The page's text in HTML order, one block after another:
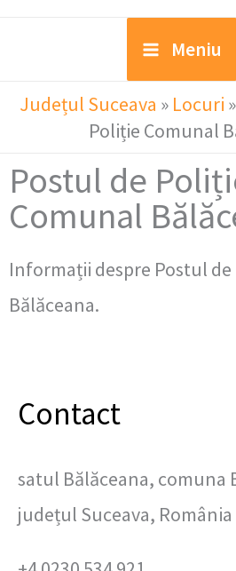
Meniu
Județul Suceava » Locuri »
Poliție Comunal
Postul de
Comunal
Informații despre Postul
Bălăceana.
Contact
satul Bălăceana, comuna
județul Suceava, România